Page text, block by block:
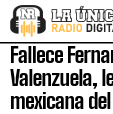
Fallece
Valenzuela,
mexicana